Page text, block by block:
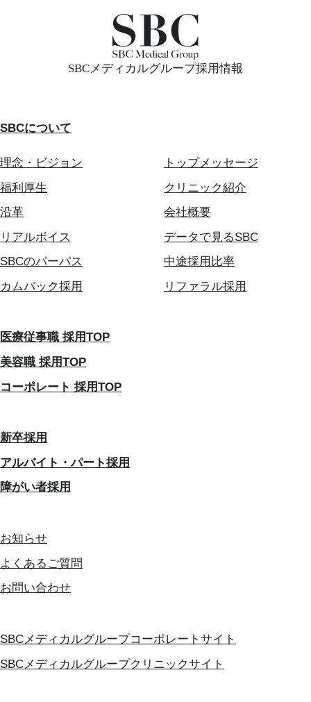
SBCメディカルグループ採用情報
SBCについて
理念・ビジョン
トップメッセージ
福利厚生
クリニック紹介
沿革
会社概要
リアルボイス
データで見るSBC
SBCのパーパス
中途採用比率
カムバック採用
リファラル採用
医療従事職 採用TOP
美容職 採用TOP
コーポレート 採用TOP
新卒採用
アルバイト・パート採用
障がい者採用
お知らせ
よくあるご質問
お問い合わせ
SBCメディカルグループコーポレートサイト
SBCメディカルグループクリニックサイト